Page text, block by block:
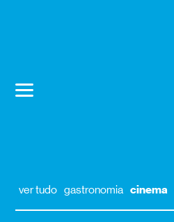
ver tudo gastronomia cinema